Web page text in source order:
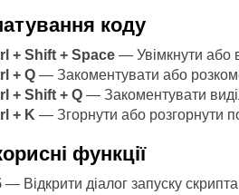
коду
+ Shift + Space — Увімкнути або
+ Q — Закоментувати або
+ Shift + Q — Закоментувати
+ K — Згорнути або розгорнути
функції
— Відкрити діалог запуску